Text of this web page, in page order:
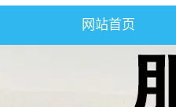
网站首页